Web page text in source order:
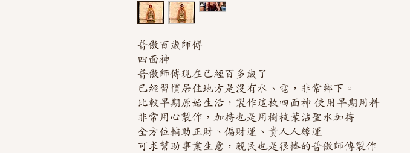
普傲百歲師傅
四面神
普傲師傅現在已經百多歲了
已經習慣居住地方是沒有水、電，非常鄉下。
比較早期原始生活，製作這枚四面神 使用早期用料
非常用心製作，加持也是用樹枝葉沾聖水加持
全方位輔助正財、偏財運、貴人人緣運
可求幫助事業生意，親民也是很棒的普傲師傅製作